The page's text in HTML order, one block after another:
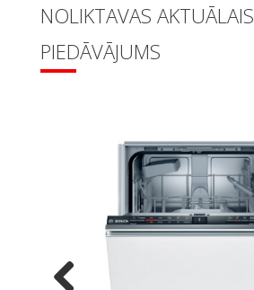
NOLIKTAVAS AKTUĀLAIS
PIEDĀVĀJUMS